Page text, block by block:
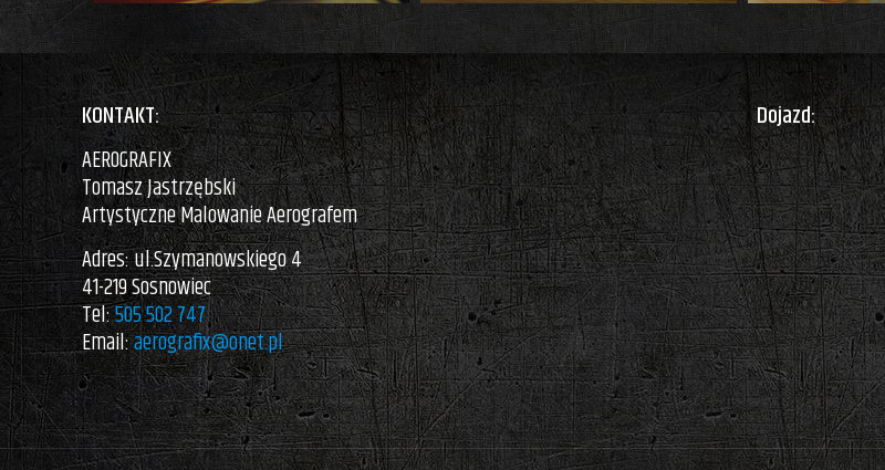
KONTAKT:
AEROGRAFIX
Tomasz Jastrzębski
Artystyczne Malowanie Aerografem
Adres: ul.Szymanowskiego 4
41-219 Sosnowiec
Tel:505 502 747
Email:aerografix@onet.pl
Dojazd: